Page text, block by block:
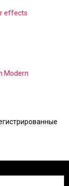
effects
Modern